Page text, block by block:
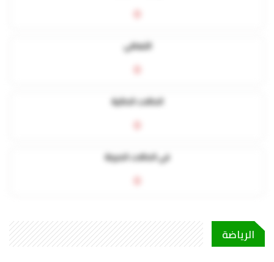
التعافي
في الحالات الحرجة
الرياضة